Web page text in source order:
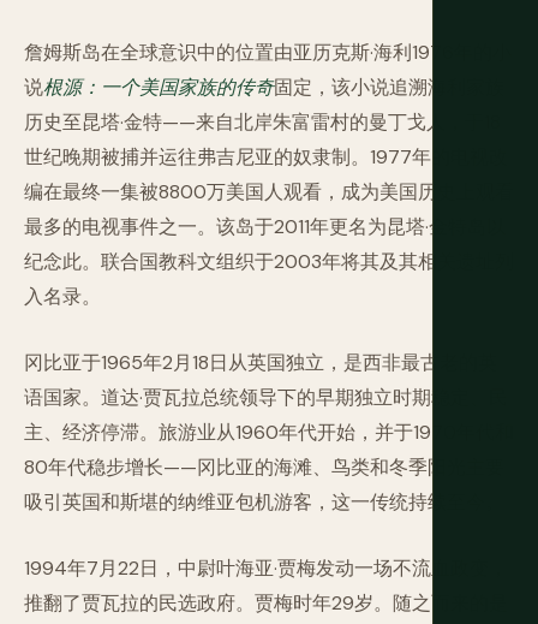
詹姆斯岛在全球意识中的位置由亚历克斯·海利1976年的小
说根源：一个美国家族的传奇固定，该小说追溯海利家族
历史至昆塔·金特——来自北岸朱富雷村的曼丁戈人，于18
世纪晚期被捕并运往弗吉尼亚的奴隶制。1977年的电视改
编在最终一集被8800万美国人观看，成为美国历史上观看
最多的电视事件之一。该岛于2011年更名为昆塔·金特岛以
纪念此。联合国教科文组织于2003年将其及其相关遗址列
入名录。
冈比亚于1965年2月18日从英国独立，是西非最古老的英
语国家。道达·贾瓦拉总统领导下的早期独立时期稳定、民
主、经济停滞。旅游业从1960年代开始，并于1970年代和
80年代稳步增长——冈比亚的海滩、鸟类和冬季阳光主要
吸引英国和斯堪的纳维亚包机游客，这一传统持续至今。
1994年7月22日，中尉叶海亚·贾梅发动一场不流血政变，
推翻了贾瓦拉的民选政府。贾梅时年29岁。随之而来的是